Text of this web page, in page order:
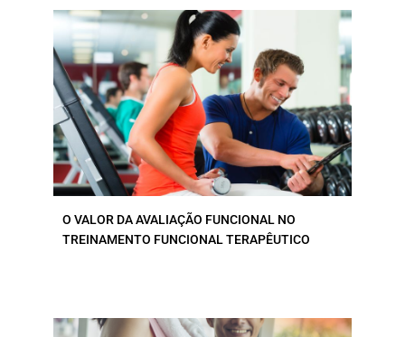
O VALOR DA AVALIAÇÃO FUNCIONAL NO
TREINAMENTO FUNCIONAL TERAPÊUTICO